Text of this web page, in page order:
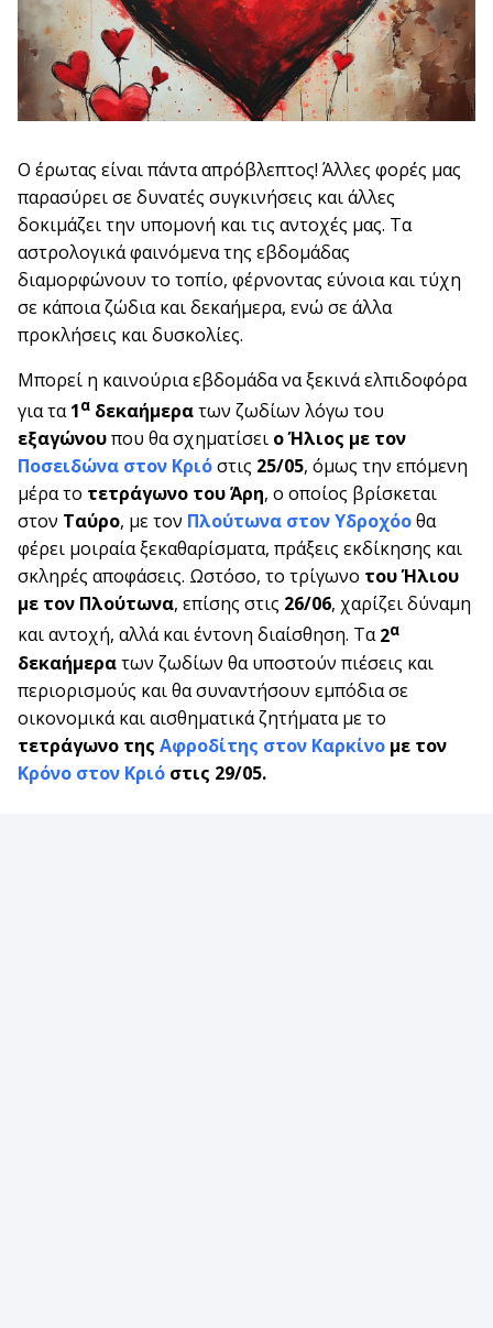
Ο έρωτας είναι πάντα απρόβλεπτος! Άλλες φορές μας
παρασύρει σε δυνατές συγκινήσεις και άλλες
δοκιμάζει την υπομονή και τις αντοχές μας. Τα
αστρολογικά φαινόμενα της εβδομάδας
διαμορφώνουν το τοπίο, φέρνοντας εύνοια και τύχη
σε κάποια ζώδια και δεκαήμερα, ενώ σε άλλα
προκλήσεις και δυσκολίες.
Μπορεί η καινούρια εβδομάδα να ξεκινά ελπιδοφόρα
για τα1α δεκαήμερατων ζωδίων λόγω του
εξαγώνουπου θα σχηματίσει ο Ήλιος με τον
Ποσειδώνα στον Κριόστις 25/05, όμως την επόμενη
μέρα το τετράγωνο του Άρη, ο οποίος βρίσκεται
στον Ταύρο, με τον Πλούτωνα στον Υδροχόοθα
φέρει μοιραία ξεκαθαρίσματα, πράξεις εκδίκησης και
σκληρές αποφάσεις. Ωστόσο, το τρίγωνο του Ήλιου
με τον Πλούτωνα, επίσης στις 26/06, χαρίζει δύναμη
και αντοχή, αλλά και έντονη διαίσθηση. Τα2α
δεκαήμερατων ζωδίων θα υποστούν πιέσεις και
περιορισμούς και θα συναντήσουν εμπόδια σε
οικονομικά και αισθηματικά ζητήματα με το
τετράγωνο της Αφροδίτης στον Καρκίνο με τον
Κρόνο στον Κριό στις 29/05.